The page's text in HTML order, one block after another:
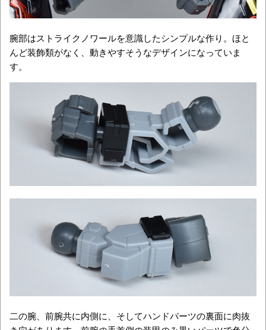
腕部はストライクノワールを意識したシンプルな作り。ほと
んど装飾類がなく、動きやすそうなデザインになっていま
す。
二の腕、前腕共に内側に、そしてハンドパーツの裏面に肉抜